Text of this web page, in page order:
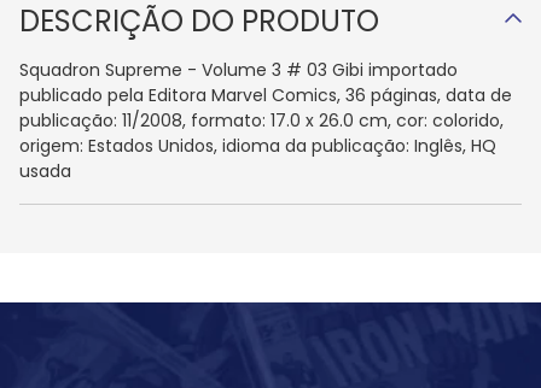
DESCRIÇÃO DO PRODUTO
Squadron Supreme - Volume 3 # 03 Gibi importado
publicado pela Editora Marvel Comics, 36 páginas, data de
publicação: 11/2008, formato: 17.0 x 26.0 cm, cor: colorido,
origem: Estados Unidos, idioma da publicação: Inglês, HQ
usada